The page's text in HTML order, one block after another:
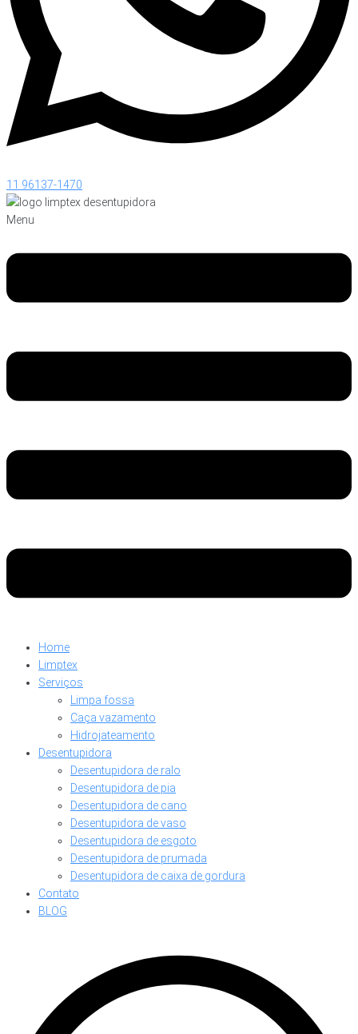
11 96137-1470
Menu
Home
Limptex
Serviços
Limpa fossa
Caça vazamento
Hidrojateamento
Desentupidora
Desentupidora de ralo
Desentupidora de pia
Desentupidora de cano
Desentupidora de vaso
Desentupidora de esgoto
Desentupidora de prumada
Desentupidora de caixa de gordura
Contato
BLOG